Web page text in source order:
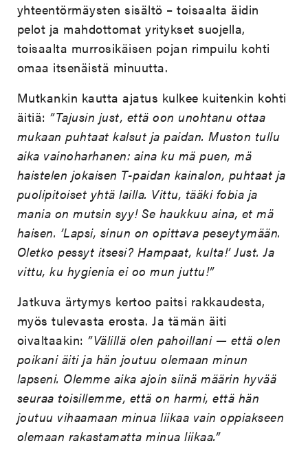
yhteentörmäysten sisältö – toisaalta äidin
pelot ja mahdottomat yritykset suojella,
toisaalta murrosikäisen pojan rimpuilu kohti
omaa itsenäistä minuutta.
Mutkankin kautta ajatus kulkee kuitenkin kohti
äitiä: ”Tajusin just, että oon unohtanu ottaa
mukaan puhtaat kalsut ja paidan. Muston tullu
aika vainoharhanen: aina ku mä puen, mä
haistelen jokaisen T-paidan kainalon, puhtaat ja
puolipitoiset yhtä lailla. Vittu, tääki fobia ja
mania on mutsin syy! Se haukkuu aina, et mä
haisen. ’Lapsi, sinun on opittava peseytymään.
Oletko pessyt itsesi? Hampaat, kulta!’ Just. Ja
vittu, ku hygienia ei oo mun juttu!”
Jatkuva ärtymys kertoo paitsi rakkaudesta,
myös tulevasta erosta. Ja tämän äiti
oivaltaakin: ”Välillä olen pahoillani — että olen
poikani äiti ja hän joutuu olemaan minun
lapseni. Olemme aika ajoin siinä määrin hyvää
seuraa toisillemme, että on harmi, että hän
joutuu vihaamaan minua liikaa vain oppiakseen
olemaan rakastamatta minua liikaa.”